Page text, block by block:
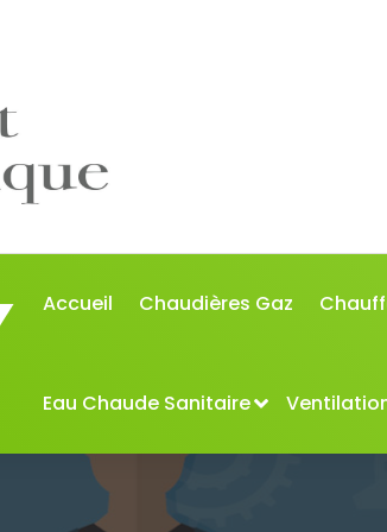
Accueil Chaudières Gaz
Eau Chaude Sanitaire